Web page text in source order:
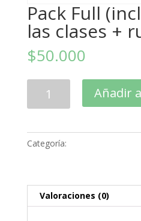
Pack Full
las clases +
$50.000
las
rutas)
cantidad
Añadir
Categoría:
Valoraciones (0)